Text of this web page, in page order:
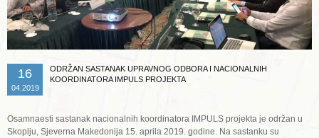
16
04.2019
ODRŽAN SASTANAK UPRAVNOG ODBORA I NACIONALNIH
KOORDINATORA IMPULS PROJEKTA
Osamnaesti sastanak nacionalnih koordinatora IMPULS projekta je održan u
Skoplju, Sjeverna Makedonija 15. aprila 2019. godine. Na sastanku su